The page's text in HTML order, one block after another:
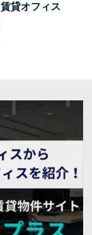
賃貸オフィス